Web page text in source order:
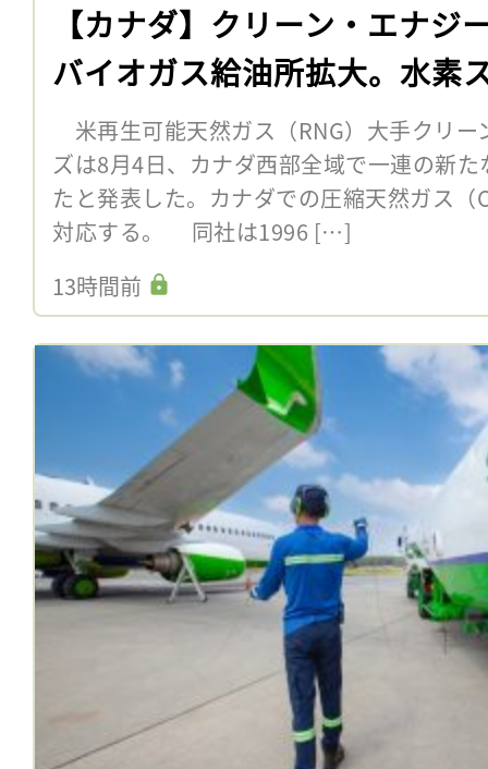
【カナダ】クリーン・エナジ
バイオガス給油所拡大。水素
米再生可能天然ガス（RNG）大手クリ
ズは8月4日、カナダ西部全域で一連の新
たと発表した。カナダでの圧縮天然ガス（
対応する。 同社は1996 […]
13時間前